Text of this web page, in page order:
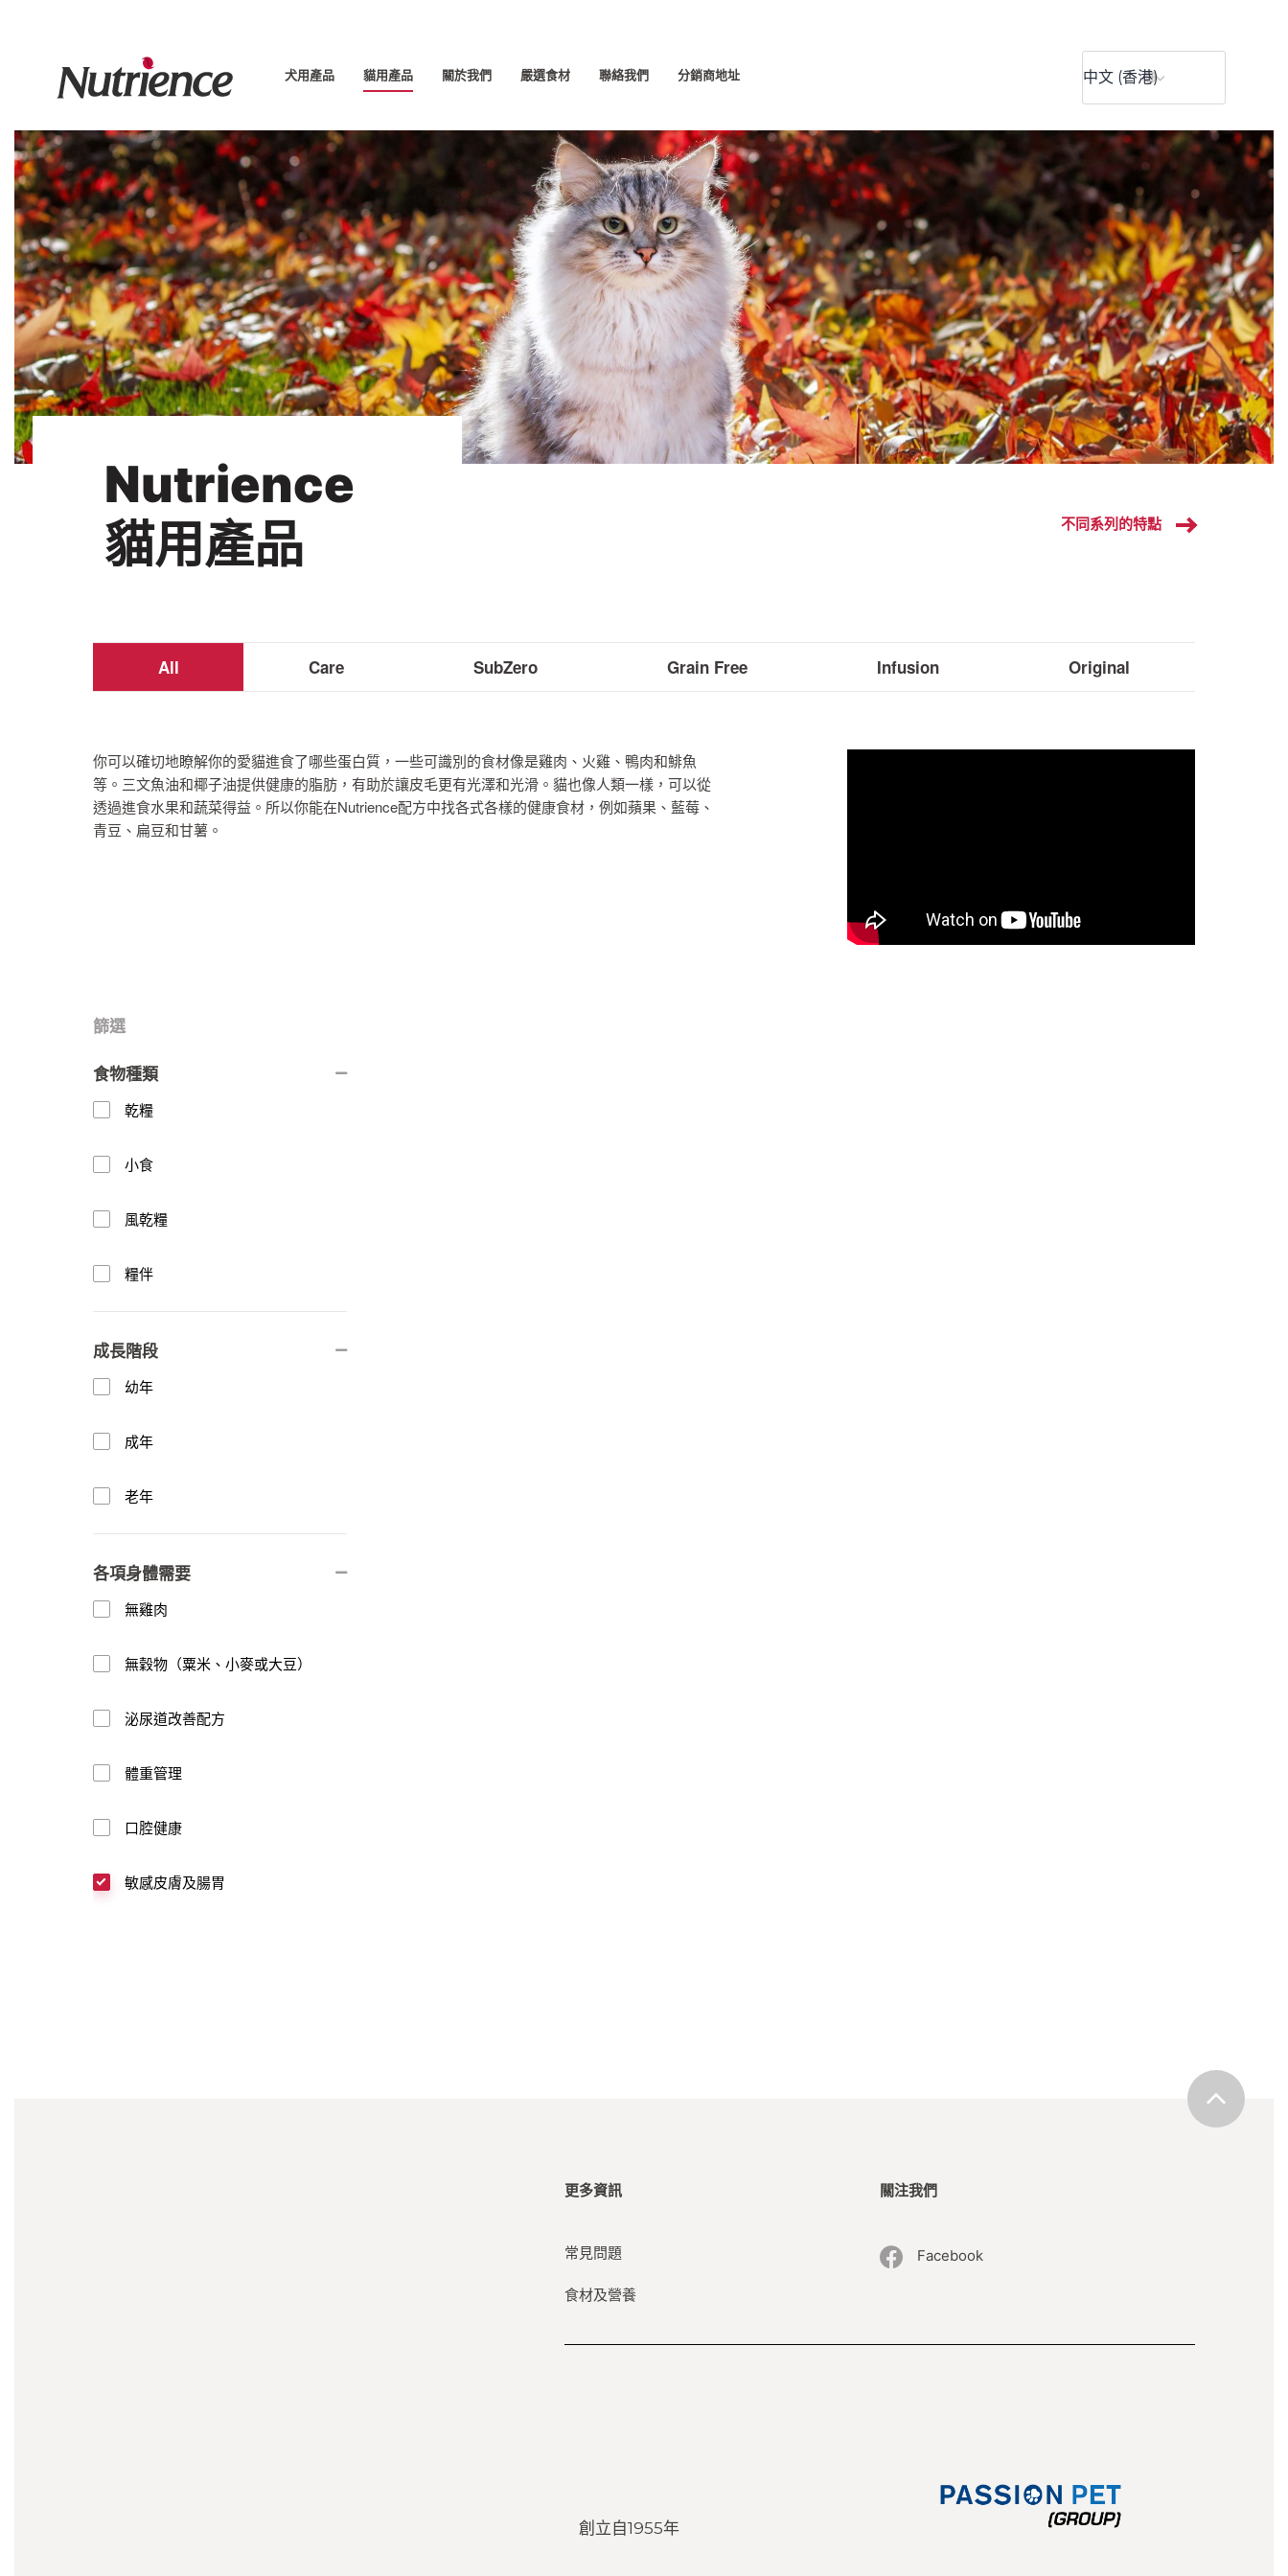
中文 (香港)
犬用產品
貓用產品
關於我們
嚴選食材
犬用產品 貓用產品 關於我們 嚴選食材 聯絡我們 分銷商地址
Nutrience
貓用產品
不同系列的特點
All Care SubZero Grain Free Infusion Original
你可以確切地瞭解你的愛貓進食了哪些蛋白質，一些可識別的食材像是雞肉、火雞、鴨肉和鯡魚
等。三文魚油和椰子油提供健康的脂肪，有助於讓皮毛更有光澤和光滑。貓也像人類一樣，可以從
透過進食水果和蔬菜得益。所以你能在Nutrience配方中找各式各樣的健康食材，例如蘋果、藍莓、
青豆、扁豆和甘薯。
篩選
食物種類
乾糧
小食
風乾糧
糧伴
成長階段
幼年
成年
老年
各項身體需要
無雞肉
無穀物（粟米、小麥或大豆）
泌尿道改善配方
體重管理
口腔健康
敏感皮膚及腸胃
更多資訊
常見問題
食材及營養
關注我們
Facebook
創立自1955年